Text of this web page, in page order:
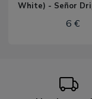
White) - Señor
6 €